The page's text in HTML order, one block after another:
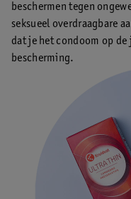
beschermen tegen
seksueel overdraagbare
dat je het condoom op
bescherming.